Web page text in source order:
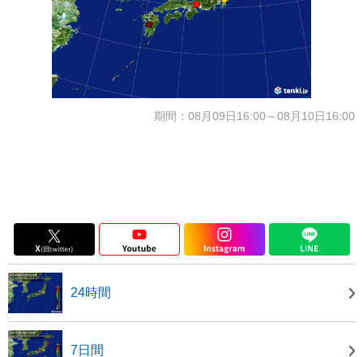
期間：08月09日16:00～08月10日16:00
24時間
7日間